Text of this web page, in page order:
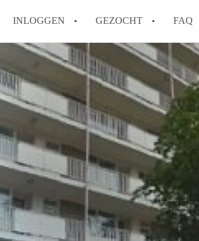
INLOGGEN GEZOCHT FAQ
How to translate
Wat is AppartementenRotterdam?
Hoeveel kost het om te reageren op
Wat is de privacyverklaring van
Berekent AppartementenRotterdam
makelaarsvergoeding/
Alle veelgestelde vragen